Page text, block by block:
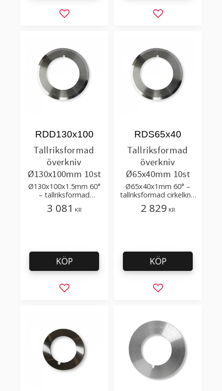
Lägg till i favoriter Lägg till i
Tallriksformad
överkniv
Ø130x100mm 10st
Ø130x100x1.5mm 60°
– tallriksformad
cirkelkniv i verktygsstål
HSS - ensidig
RDD130x100
3 081 KR
Lägg till i favoriter
KÖP
Tallriksformad
överkniv
Ø65x40mm 10st
Ø65x40x1mm 60° –
tallriksformad cirkelkniv
i verktygsstål HSS -
ensidig enkelslipning
RDS65x40
2 829 KR
Lägg till i
KÖP